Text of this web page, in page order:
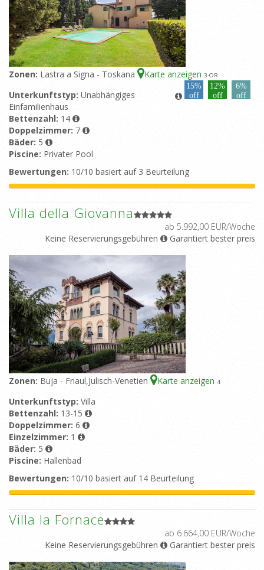
Zonen: Lastra a Signa - Toskana Karte anzeigen 3-OR
15%
off
12%
off
6%
off
Unterkunftstyp: Unabhängiges
Einfamilienhaus
Bettenzahl: 14
Doppelzimmer: 7
Bäder: 5
Piscine: Privater Pool
Bewertungen: 10/10 basiert auf 3 Beurteilung
Villa della Giovanna
ab 5.992,00 EUR/Woche
Keine Reservierungsgebühren
Garantiert bester preis
Zonen: Buja - Friaul,Julisch-Venetien Karte anzeigen 4
Unterkunftstyp: Villa
Bettenzahl: 13-15
Doppelzimmer: 6
Einzelzimmer: 1
Bäder: 5
Piscine: Hallenbad
Bewertungen: 10/10 basiert auf 14 Beurteilung
Villa la Fornace
ab 6.664,00 EUR/Woche
Keine Reservierungsgebühren
Garantiert bester preis